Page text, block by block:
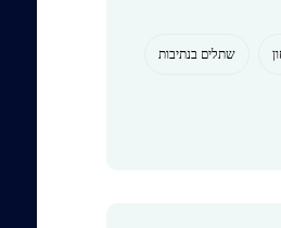
שתלים בנתיבות